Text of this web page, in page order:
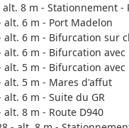
8 m - Stationnement -
alt. 6 m - Port Madelon
alt. 6 m - Bifurcation sur
6 m - Bifurcation avec
5 m - Bifurcation avec
alt. 5 m - Mares d'affut
6 m - Suite du GR
8 m - Route D940